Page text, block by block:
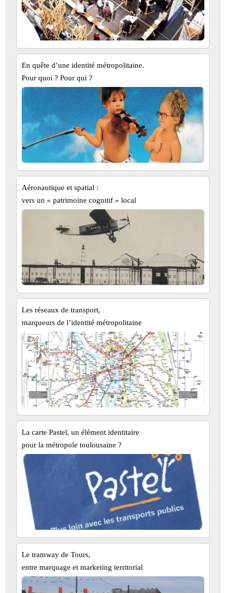
En quête d’une identité métropolitaine.
Pour quoi ? Pour qui ?
Aéronautique et spatial :
vers un « patrimoine cognitif » local
Les réseaux de transport,
marqueurs de l’identité métropolitaine
La carte Pastel, un élément identitaire
pour la métropole toulousaine ?
Le tramway de Tours,
entre marquage et marketing territorial